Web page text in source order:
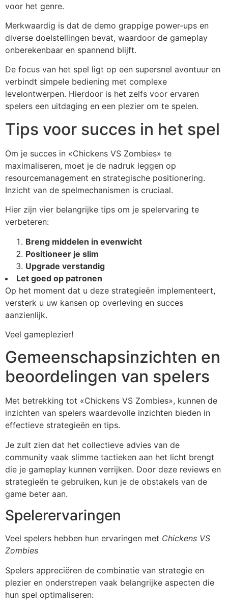
voor het genre.
Merkwaardig is dat de demo grappige power-ups en
diverse doelstellingen bevat, waardoor de gameplay
onberekenbaar en spannend blijft.
De focus van het spel ligt op een supersnel avontuur en
verbindt simpele bediening met complexe
levelontwerpen. Hierdoor is het zelfs voor ervaren
spelers een uitdaging en een plezier om te spelen.
Tips voor succes in het spel
Om je succes in «Chickens VS Zombies» te
maximaliseren, moet je de nadruk leggen op
resourcemanagement en strategische positionering.
Inzicht van de spelmechanismen is cruciaal.
Hier zijn vier belangrijke tips om je spelervaring te
verbeteren:
Breng middelen in evenwicht
Positioneer je slim
Upgrade verstandig
Let goed op patronen
Op het moment dat u deze strategieën implementeert,
versterk u uw kansen op overleving en succes
aanzienlijk.
Veel gameplezier!
Gemeenschapsinzichten en
beoordelingen van spelers
Met betrekking tot «Chickens VS Zombies», kunnen de
inzichten van spelers waardevolle inzichten bieden in
effectieve strategieën en tips.
Je zult zien dat het collectieve advies van de
community vaak slimme tactieken aan het licht brengt
die je gameplay kunnen verrijken. Door deze reviews en
strategieën te gebruiken, kun je de obstakels van de
game beter aan.
Spelerervaringen
Veel spelers hebben hun ervaringen met Chickens VS
Zombies
Spelers appreciëren de combinatie van strategie en
plezier en onderstrepen vaak belangrijke aspecten die
hun spel optimaliseren: